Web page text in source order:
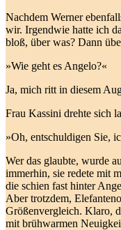
Nachdem Werner
wir. Irgendwie hatte ich
bloß, über was? Dann
»Wie geht es Angelo?«
Ja, mich ritt in diesem
Frau Kassini drehte sich
»Oh, entschuldigen Sie,
Wer das glaubte, wurde
immerhin, sie redete mit
die schien fast hinter
Aber trotzdem,
Größenvergleich. Klaro,
mit brühwarmen